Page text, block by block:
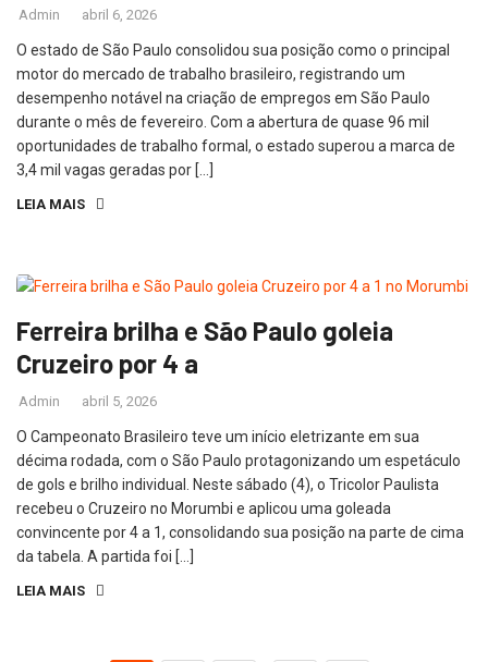
Admin abril 6, 2026
O estado de São Paulo consolidou sua posição como o principal
motor do mercado de trabalho brasileiro, registrando um
desempenho notável na criação de empregos em São Paulo
durante o mês de fevereiro. Com a abertura de quase 96 mil
oportunidades de trabalho formal, o estado superou a marca de
3,4 mil vagas geradas por […]
LEIA MAIS
Ferreira brilha e São Paulo goleia
Cruzeiro por 4 a
Admin abril 5, 2026
O Campeonato Brasileiro teve um início eletrizante em sua
décima rodada, com o São Paulo protagonizando um espetáculo
de gols e brilho individual. Neste sábado (4), o Tricolor Paulista
recebeu o Cruzeiro no Morumbi e aplicou uma goleada
convincente por 4 a 1, consolidando sua posição na parte de cima
da tabela. A partida foi […]
LEIA MAIS